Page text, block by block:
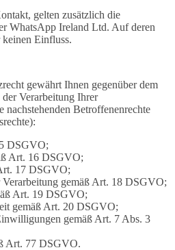
gelten zusätzlich die
WhatsApp Ireland Ltd. Auf deren
Einfluss.
gewährt Ihnen gegenüber dem
Verarbeitung Ihrer
nachstehenden Betroffenenrechte
DSGVO;
Art. 16 DSGVO;
17 DSGVO;
gemäß Art. 18 DSGVO;
Art. 19 DSGVO;
gemäß Art. 20 DSGVO;
gemäß Art. 7 Abs. 3
Art. 77 DSGVO.